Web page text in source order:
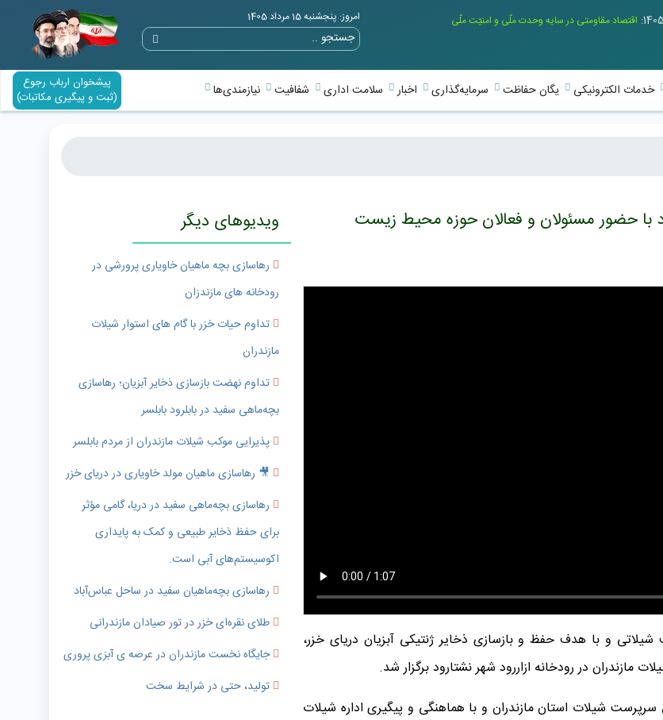
اقتصاد مقاومتی در سایه وحدت ملّی و امنیّت ملّی امروز: پنجشنبه 15 مرداد 1405
پیشخوان ارباب رجوع
(ثبت و پیگیری مکاتبات)
خدمات الکترونیکی یگان حفاظت سرمایه‌گذاری اخبار سلامت اداری شفافیت نیازمندی‌ها
با حضور مسئولان و فعالان حوزه محیط زیست
شیلاتی و با هدف حفظ و بازسازی ذخایر ژنتیکی آبزیان دریای خزر،
در رودخانه ازاررود شهر نشتارود برگزار شد.
۱۴۰۴، با حمایت و پشتیبانی سرپرست شیلات استان مازندران و با هماهنگی و پیگیری اداره شیلات
ویدیوهای دیگر
رهاسازی بچه ماهیان خاویاری پرورشی در
رودخانه های مازندزان
تداوم حیات خزر با گام های استوار شیلات
مازندران
تداوم نهضت بازسازی ذخایر آبزیان؛ رهاسازی
بچه‌ماهی سفید در بابلرود بابلسر
پذیرایی موکب شیلات مازندران از مردم بابلسر
🎥 رهاسازی ماهیان مولد خاویاری در دریای خزر
رهاسازی بچه‌ماهی سفید در دریا، گامی مؤثر
برای حفظ ذخایر طبیعی و کمک به پایداری
اکوسیستم‌های آبی است.
رهاسازی بچه‌ماهیان سفید در ساحل عباس‌آباد
طلای نقره‌ای خزر در تور صیادان مازندرانی
جایگاه نخست مازندران در عرصه ی آبزی پروری
تولید، حتی در شرایط سخت